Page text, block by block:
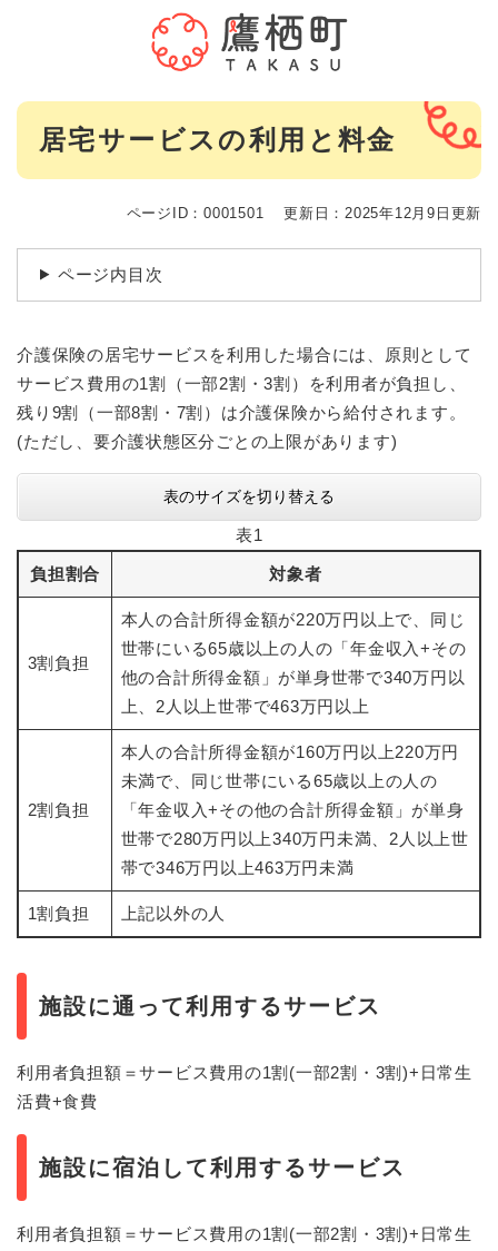
メニューを飛ばして本文へ
本
居宅サービスの利用と料金
ページID：0001501 更新日：2025年12月9日更新
ページ内目次
介護保険の居宅サービスを利用した場合には、原則として
サービス費用の1割（一部2割・3割）を利用者が負担し、
残り9割（一部8割・7割）は介護保険から給付されます。
(ただし、要介護状態区分ごとの上限があります)
表のサイズを切り替える
表1
負担割合 対象者
3割負担
本人の合計所得金額が220万円以上で、同じ
世帯にいる65歳以上の人の「年金収入+その
他の合計所得金額」が単身世帯で340万円以
上、2人以上世帯で463万円以上
2割負担
本人の合計所得金額が160万円以上220万円
未満で、同じ世帯にいる65歳以上の人の
「年金収入+その他の合計所得金額」が単身
世帯で280万円以上340万円未満、2人以上世
帯で346万円以上463万円未満
1割負担 上記以外の人
施設に通って利用するサービス
利用者負担額＝サービス費用の1割(一部2割・3割)+日常生
活費+食費
施設に宿泊して利用するサービス
利用者負担額＝サービス費用の1割(一部2割・3割)+日常生